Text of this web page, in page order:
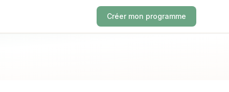
Créer mon programme